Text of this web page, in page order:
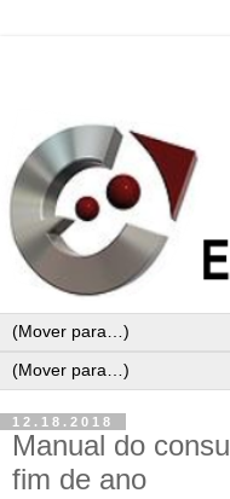
12.18.2018
Manual do
fim de ano